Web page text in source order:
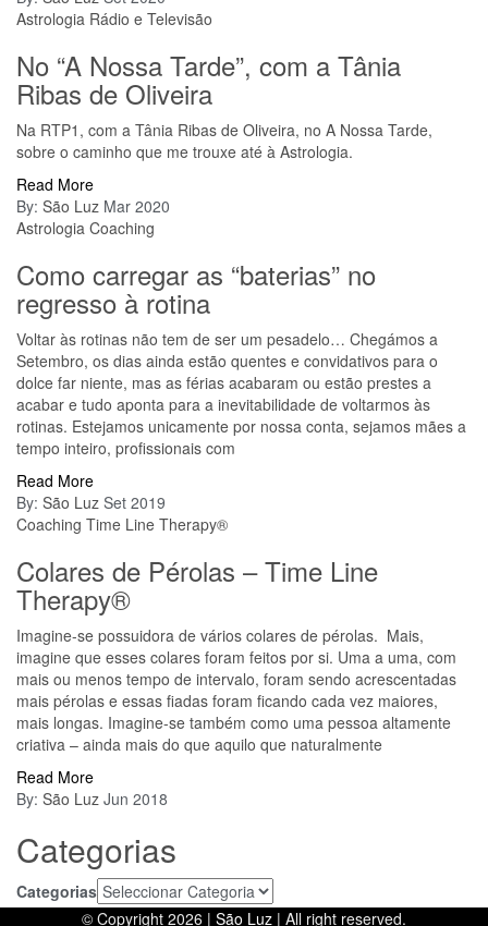
Astrologia Rádio e Televisão
No “A Nossa Tarde”, com a Tânia
Ribas de Oliveira
Na RTP1, com a Tânia Ribas de Oliveira, no A Nossa Tarde,
sobre o caminho que me trouxe até à Astrologia.
Read More
By: São Luz Mar 2020
Astrologia Coaching
Como carregar as “baterias” no
regresso à rotina
Voltar às rotinas não tem de ser um pesadelo… Chegámos a
Setembro, os dias ainda estão quentes e convidativos para o
dolce far niente, mas as férias acabaram ou estão prestes a
acabar e tudo aponta para a inevitabilidade de voltarmos às
rotinas. Estejamos unicamente por nossa conta, sejamos mães a
tempo inteiro, profissionais com
Read More
By: São Luz Set 2019
Coaching Time Line Therapy®
Colares de Pérolas – Time Line
Therapy®
Imagine-se possuidora de vários colares de pérolas. Mais,
imagine que esses colares foram feitos por si. Uma a uma, com
mais ou menos tempo de intervalo, foram sendo acrescentadas
mais pérolas e essas fiadas foram ficando cada vez maiores,
mais longas. Imagine-se também como uma pessoa altamente
criativa – ainda mais do que aquilo que naturalmente
Read More
By: São Luz Jun 2018
Categorias
Categorias
© Copyright 2026 | São Luz | All right reserved.